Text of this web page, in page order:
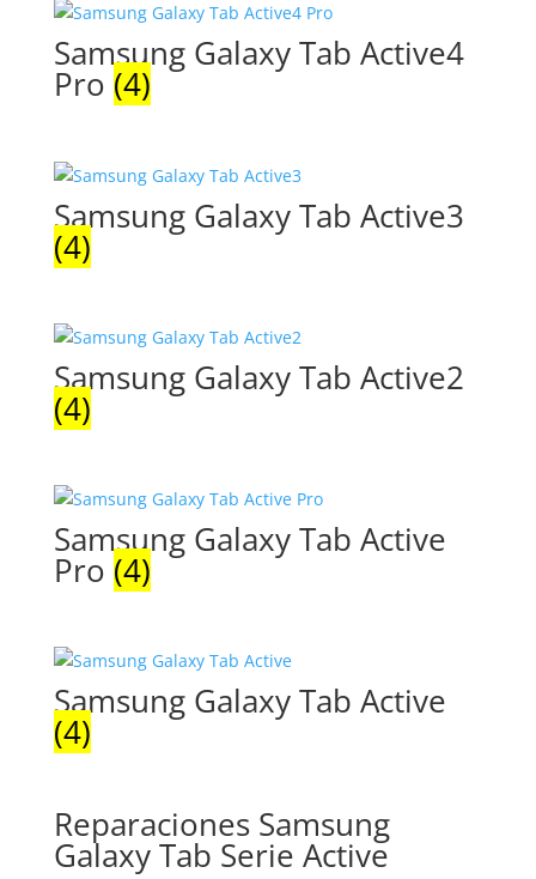
Samsung Galaxy Tab Active4
Pro (4)
Samsung Galaxy Tab Active3
(4)
Samsung Galaxy Tab Active2
(4)
Samsung Galaxy Tab Active
Pro (4)
Samsung Galaxy Tab Active
(4)
Reparaciones Samsung
Galaxy Tab Serie Active